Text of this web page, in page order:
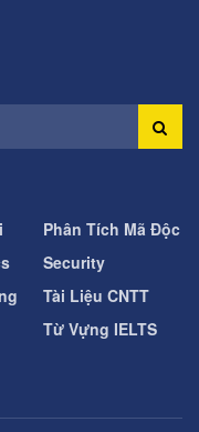
Phân Tích Mã Độc
Security
Tài Liệu CNTT
Từ Vựng IELTS